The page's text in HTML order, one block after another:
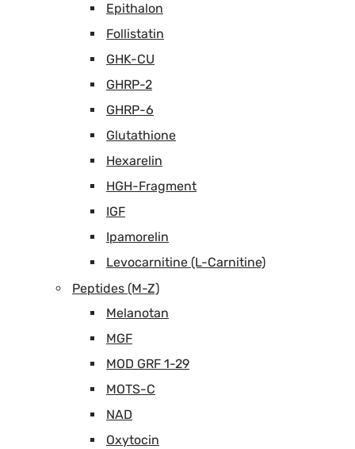
Epithalon
Follistatin
GHK-CU
GHRP-2
GHRP-6
Glutathione
Hexarelin
HGH-Fragment
IGF
Ipamorelin
Levocarnitine (L-Carnitine)
Peptides (M-Z)
Melanotan
MGF
MOD GRF 1-29
MOTS-C
NAD
Oxytocin